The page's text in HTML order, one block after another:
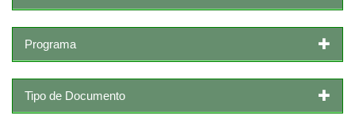
Programa
Tipo de Documento